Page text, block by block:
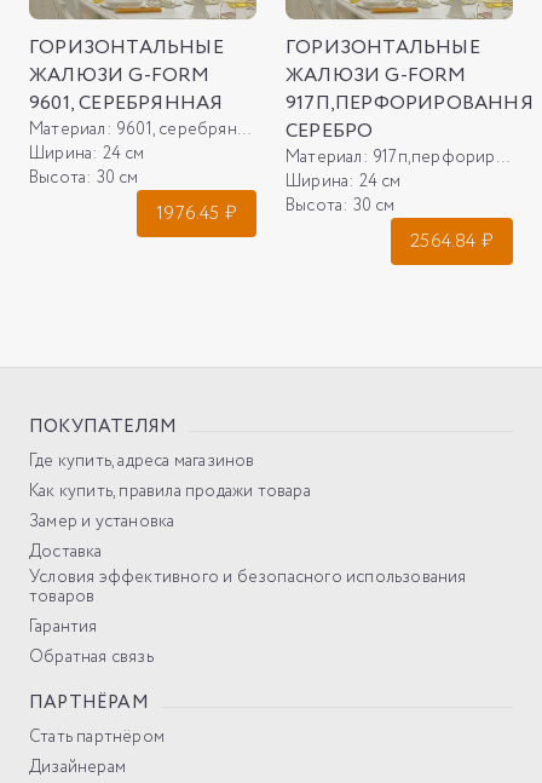
ГОРИЗОНТАЛЬНЫЕ
ЖАЛЮЗИ G-FORM
9601, СЕРЕБРЯННАЯ
Материал: 9601, серебрянная
Ширина: 24 см
Высота: 30 см
1976.45 ₽
ГОРИЗОНТАЛЬНЫЕ
ЖАЛЮЗИ G-FORM
917П,ПЕРФОРИРОВАННЯ
СЕРЕБРО
Материал: 917п,перфорировання серебро
Ширина: 24 см
Высота: 30 см
2564.84 ₽
ПОКУПАТЕЛЯМ
Где купить, адреса магазинов
Как купить, правила продажи товара
Замер и установка
Доставка
Условия эффективного и безопасного использования
товаров
Гарантия
Обратная связь
ПАРТНЁРАМ
Стать партнёром
Дизайнерам